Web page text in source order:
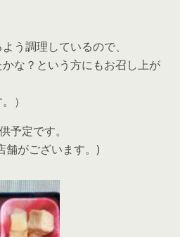
う調理しているので、
な？という方にもお召し上が
）
予定です。
がございます。)